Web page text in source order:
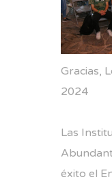
Gracias,
2024
Las
éxito el